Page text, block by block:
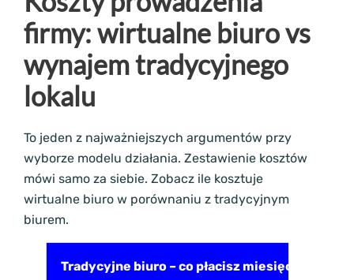
firmy: wirtualne biuro vs
wynajem tradycyjnego
lokalu
To jeden z najważniejszych argumentów przy
wyborze modelu działania. Zestawienie kosztów
mówi samo za siebie. Zobacz ile kosztuje
wirtualne biuro w porównaniu z tradycyjnym
biurem.
Tradycyjne biuro – co płacisz miesięcznie